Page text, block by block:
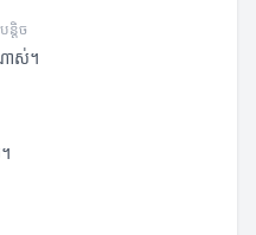
ន្តិច
ាស់។